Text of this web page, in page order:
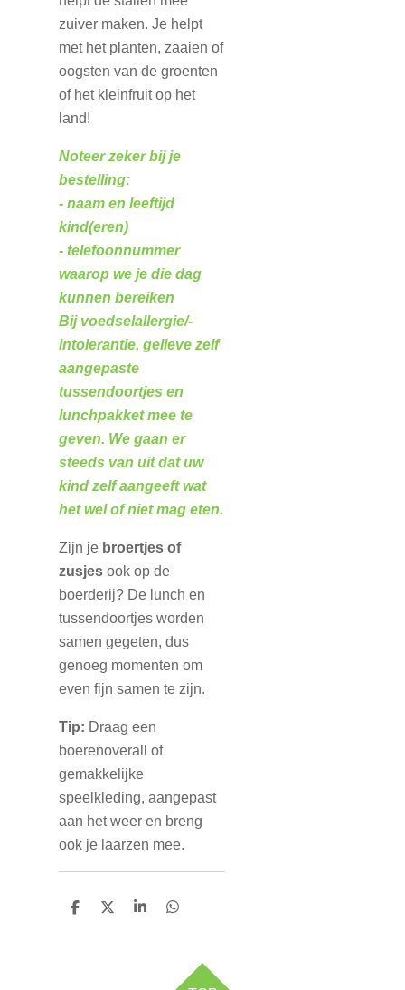
zuiver maken. Je helpt
met het planten, zaaien of
oogsten van de groenten
of het kleinfruit op het
land!
Noteer zeker bij je
bestelling:
- naam en leeftijd
kind(eren)
- telefoonnummer
waarop we je die dag
kunnen bereiken
Bij voedselallergie/-
intolerantie, gelieve zelf
aangepaste
tussendoortjes en
lunchpakket mee te
geven. We gaan er
steeds van uit dat uw
kind zelf aangeeft wat
het wel of niet mag eten.
Zijn je broertjes of
zusjes ook op de
boerderij? De lunch en
tussendoortjes worden
samen gegeten, dus
genoeg momenten om
even fijn samen te zijn.
Tip: Draag een
boerenoverall of
gemakkelijke
speelkleding, aangepast
aan het weer en breng
ook je laarzen mee.
D
D
S
D